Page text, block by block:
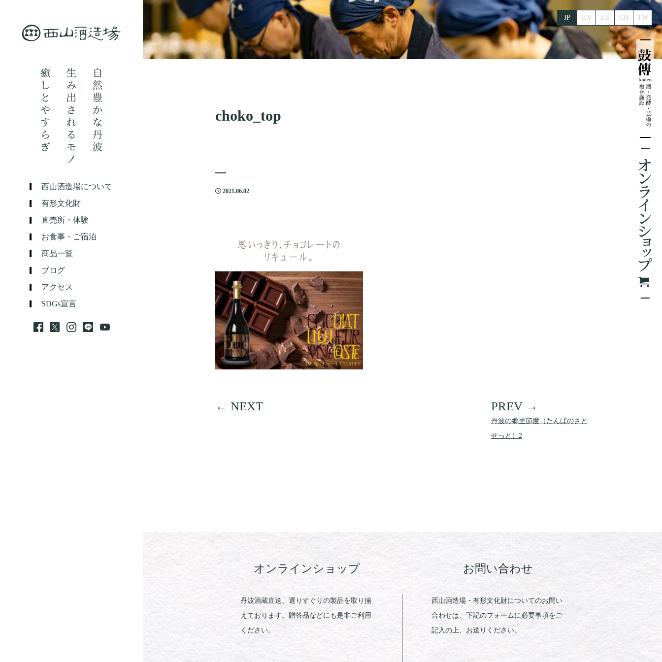
西山酒造場について
有形文化財
直売所・体験
お食事・ご宿泊
商品一覧
ブログ
アクセス
SDGs宣言
EN ES
JP CH TW
choko_top
2021.06.02
丹波の郷里節度（たんばのさと
せっと）2
オンラインショップ
丹波酒蔵直送、選りすぐりの製品を取り揃
えております。贈答品などにも是非ご利用
ください。
お問い合わせ
西山酒造場・有形文化財についてのお問い
合わせは、下記のフォームに必要事項をご
記入の上、お送りください。